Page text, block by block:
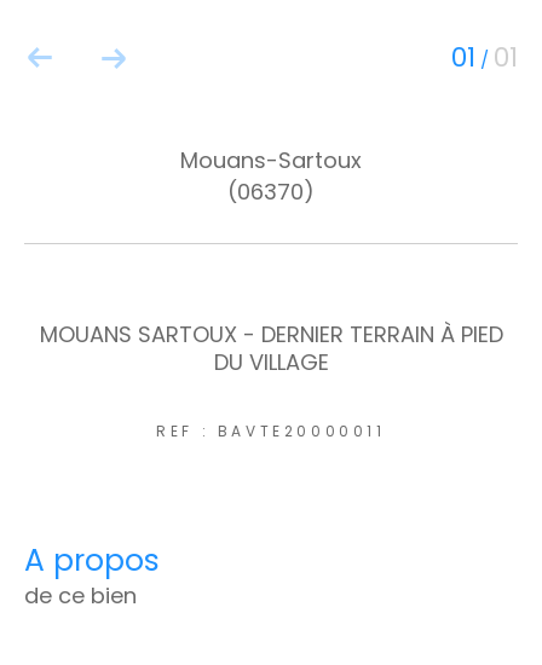
01 / 01
Mouans-Sartoux
(06370)
MOUANS SARTOUX - DERNIER TERRAIN À PIED
DU VILLAGE
REF : BAVTE20000011
a propos
de ce bien